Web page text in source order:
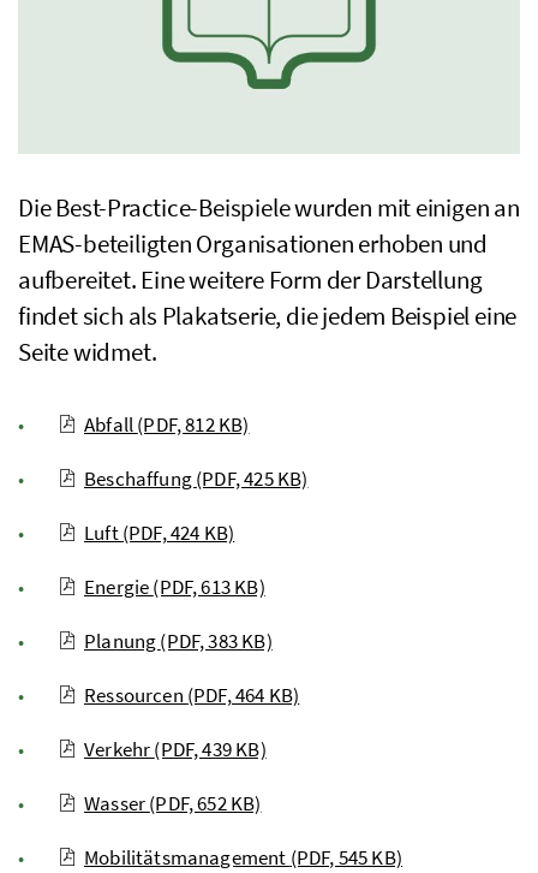
DieBest-Practice-Beispiele wurden mit einigen an
EMAS-beteiligten Organisationen erhoben und
aufbereitet. Eine weitere Form der Darstellung
findet sich als Plakatserie, die jedem Beispiel eine
Seite widmet.
Abfall(PDF, 812 KB)
Beschaffung(PDF, 425 KB)
Luft(PDF, 424 KB)
Energie(PDF, 613 KB)
Planung(PDF, 383 KB)
Ressourcen (PDF, 464 KB)
Verkehr(PDF, 439 KB)
Wasser(PDF, 652 KB)
Mobilitätsmanagement (PDF, 545 KB)